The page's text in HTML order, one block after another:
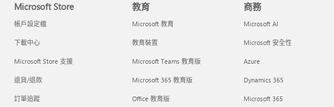
Microsoft Store
帳戶設定檔
下載中心
Microsoft Store 支援
退貨/退款
訂單追蹤
教育
Microsoft 教育
教育裝置
Microsoft Teams 教育版
Microsoft 365 教育版
Office 教育版
商務
Microsoft AI
Microsoft 安全性
Azure
Dynamics 365
Microsoft 365